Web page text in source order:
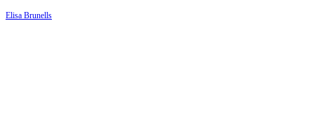
Elisa Brunells